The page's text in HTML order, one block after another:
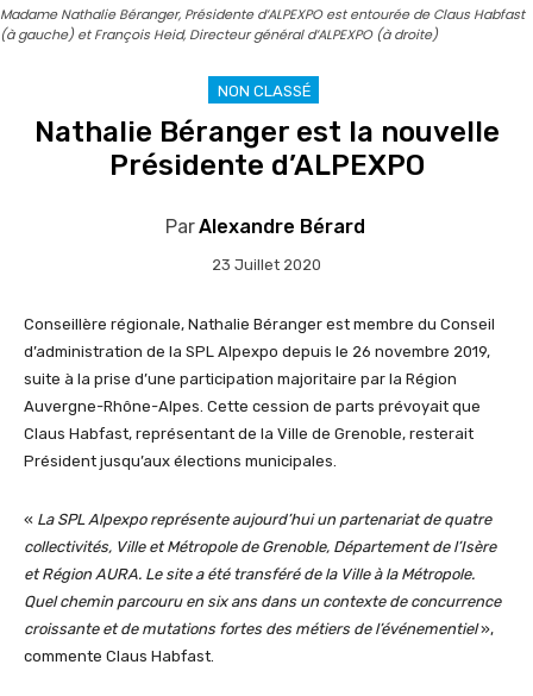
Madame Nathalie Béranger, Présidente d’ALPEXPO est entourée de Claus Habfast
(à gauche) et François Heid, Directeur général d’ALPEXPO (à droite)
NON CLASSÉ
Nathalie Béranger est la nouvelle
Présidente d’ALPEXPO
ParAlexandre Bérard
23 Juillet 2020
Conseillère régionale, Nathalie Béranger est membre du Conseil
d’administration de la SPL Alpexpo depuis le 26 novembre 2019,
suite à la prise d’une participation majoritaire par la Région
Auvergne-Rhône-Alpes. Cette cession de parts prévoyait que
Claus Habfast, représentant de la Ville de Grenoble, resterait
Président jusqu’aux élections municipales.
« La SPL Alpexpo représente aujourd’hui un partenariat de quatre
collectivités, Ville et Métropole de Grenoble, Département de l’Isère
et Région AURA. Le site a été transféré de la Ville à la Métropole.
Quel chemin parcouru en six ans dans un contexte de concurrence
croissante et de mutations fortes des métiers de l’événementiel»,
commente Claus Habfast.